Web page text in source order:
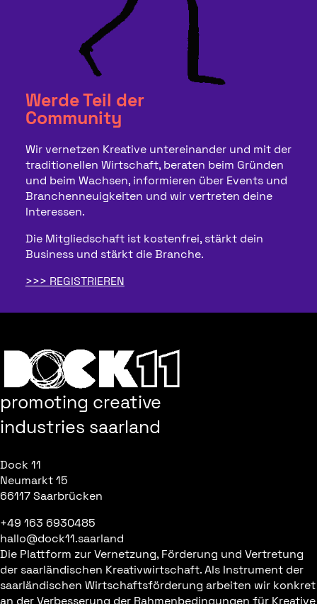
Werde Teil der
Community
Wir vernetzen Kreative untereinander und mit der
traditionellen Wirtschaft, beraten beim Gründen
und beim Wachsen, informieren über Events und
Branchenneuigkeiten und wir vertreten deine
Interessen.
Die Mitgliedschaft ist kostenfrei, stärkt dein
Business und stärkt die Branche.
REGISTRIEREN
promoting creative
industries saarland
Dock 11
Neumarkt 15
66117 Saarbrücken
+49 163 6930485
hallo@dock11.saarland
Die Plattform zur Vernetzung, Förderung und Vertretung
der saarländischen Kreativwirtschaft. Als Instrument der
saarländischen Wirtschaftsförderung arbeiten wir konkret
an der Verbesserung der Rahmenbedingungen für Kreative